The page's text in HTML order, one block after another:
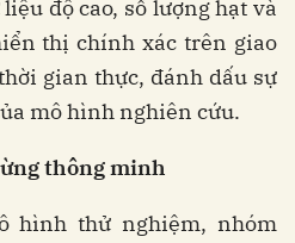
độ cao, số lượng hạt và
thị chính xác trên giao
gian thực, đánh dấu sự
mô hình nghiên cứu.
thông minh
hình thử nghiệm, nhóm